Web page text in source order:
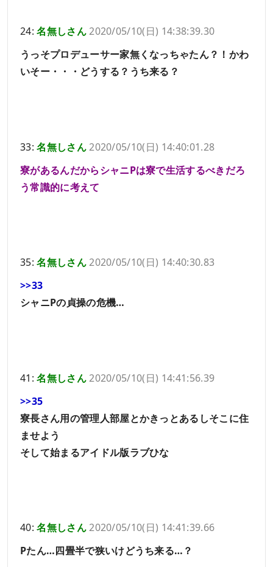
24:名無しさん2020/05/10(日) 14:38:39.30
うっそプロデューサー家無くなっちゃたん？！かわ
いそー・・・どうする？うち来る？
33:名無しさん2020/05/10(日) 14:40:01.28
寮があるんだからシャニPは寮で生活するべきだろ
う常識的に考えて
35:名無しさん2020/05/10(日) 14:40:30.83
>>33
シャニPの貞操の危機…
41:名無しさん2020/05/10(日) 14:41:56.39
>>35
寮長さん用の管理人部屋とかきっとあるしそこに住
ませよう
そして始まるアイドル版ラブひな
40:名無しさん2020/05/10(日) 14:41:39.66
Pたん…四畳半で狭いけどうち来る…？